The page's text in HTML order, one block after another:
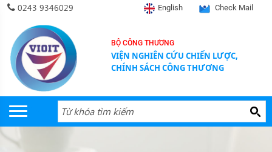
0243 9346029 English Check Mail
BỘ CÔNG THƯƠNG
VIỆN NGHIÊN CỨU CHIẾN LƯỢC,
CHÍNH SÁCH CÔNG THƯƠNG